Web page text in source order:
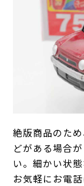
絶版商品のた
どがある場合
い。細かい状
お気軽にお電